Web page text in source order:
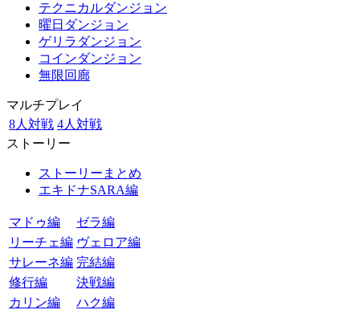
テクニカルダンジョン
曜日ダンジョン
ゲリラダンジョン
コインダンジョン
無限回廊
マルチプレイ
8人対戦 4人対戦
ストーリー
ストーリーまとめ
エキドナSARA編
マドゥ編
ゼラ編
リーチェ編 ヴェロア編
サレーネ編 完結編
修行編
決戦編
カリン編
ハク編